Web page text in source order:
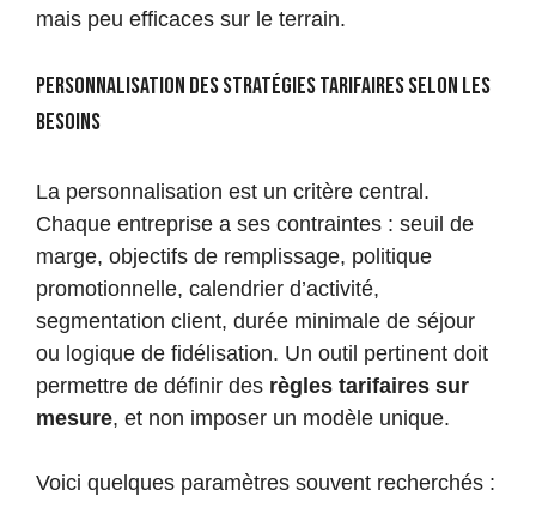
mais peu efficaces sur le terrain.
Personnalisation des stratégies tarifaires selon les
besoins
La personnalisation est un critère central.
Chaque entreprise a ses contraintes : seuil de
marge, objectifs de remplissage, politique
promotionnelle, calendrier d’activité,
segmentation client, durée minimale de séjour
ou logique de fidélisation. Un outil pertinent doit
permettre de définir des règles tarifaires sur
mesure, et non imposer un modèle unique.
Voici quelques paramètres souvent recherchés :